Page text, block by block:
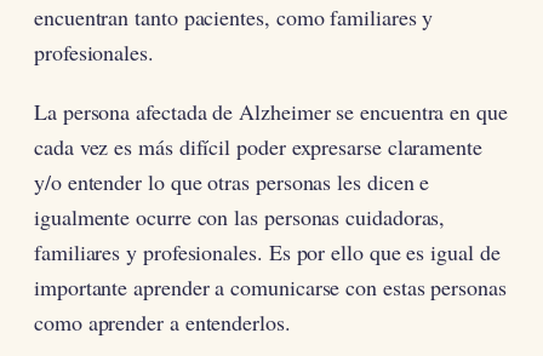
encuentran tanto pacientes, como familiares y
profesionales.
La persona afectada de Alzheimer se encuentra en que
cada vez es más difícil poder expresarse claramente
y/o entender lo que otras personas les dicen e
igualmente ocurre con las personas cuidadoras,
familiares y profesionales. Es por ello que es igual de
importante aprender a comunicarse con estas personas
como aprender a entenderlos.